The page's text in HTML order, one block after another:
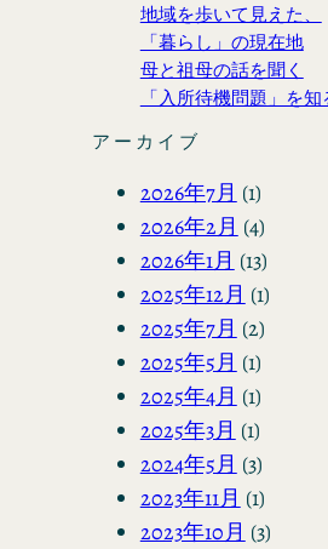
地域を歩いて見えた、
「暮らし」の現在地
母と祖母の話を聞く
「入所待機問題」を知
アーカイブ
2026年7月 (1)
2026年2月 (4)
2026年1月 (13)
2025年12月 (1)
2025年7月 (2)
2025年5月 (1)
2025年4月 (1)
2025年3月 (1)
2024年5月 (3)
2023年11月 (1)
2023年10月 (3)